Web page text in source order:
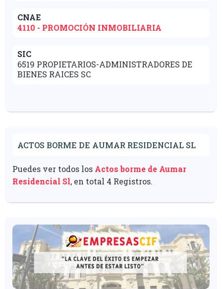
CNAE
4110 - PROMOCIÓN INMOBILIARIA
SIC
6519 PROPIETARIOS-ADMINISTRADORES DE
BIENES RAICES SC
ACTOS BORME DE AUMAR RESIDENCIAL SL
Puedes ver todos los Actos borme de Aumar
Residencial Sl, en total 4 Registros.